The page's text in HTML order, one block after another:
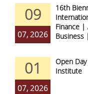
09
07, 2026
16th
Finance |
Business
01
07, 2026
Open
Institute